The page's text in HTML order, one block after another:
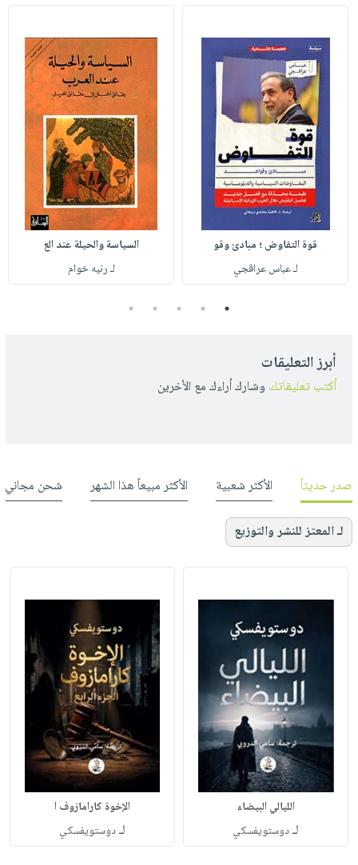
قوة التفاوض ؛ مبادئ وقو
لـ عباس عراقجي
السياسة والحيلة عند الع
لـ رنيه خوام
1
2
3
4
5
أبرز التعليقات
أكتب تعليقاتك وشارك أراءك مع الأخرين
صدر حديثاً الأكثر شعبية الأكثر مبيعاً هذا الشهر شحن مجاني
لـ المعتز للنشر والتوزيع
الليالي البيضاء
لـدوستويفسكي
الإخوة كارامازوف ا
لـدوستويفسكي